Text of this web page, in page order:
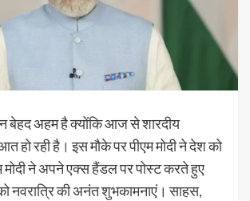
बेहद अहम है क्योंकि आज से शारदीय
हो रही है। इस मौके पर पीएम मोदी ने देश को
मोदी ने अपने एक्स हैंडल पर पोस्ट करते हुए
नवरात्रि की अनंत शुभकामनाएं। साहस,